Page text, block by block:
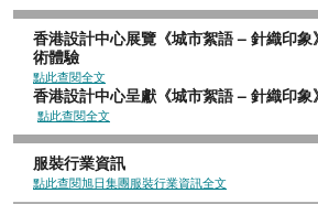
香港設計中心展覽《城市絮語 – 針織印
術體驗
點此查閱全文
香港設計中心呈獻《城市絮語 – 針
點此查閱全文
服裝行業資訊
點此查閱旭日集團服裝行業資訊全文